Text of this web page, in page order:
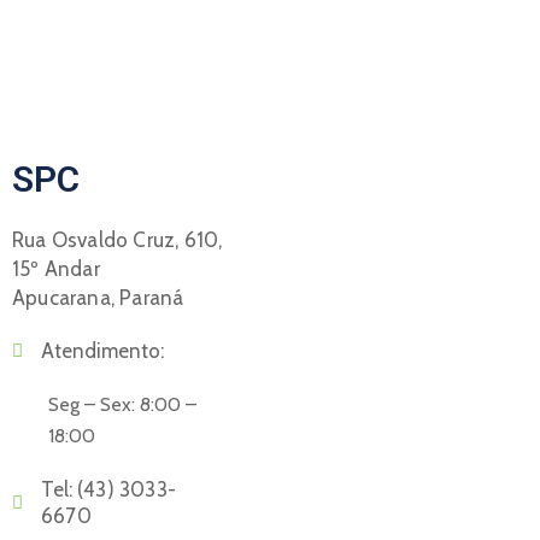
SPC
Rua Osvaldo Cruz, 610,
15º Andar
Apucarana, Paraná
Atendimento:
Seg – Sex: 8:00 –
18:00
Tel: (43) 3033-
6670